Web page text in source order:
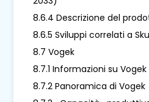
8.6.4 Descrizione del
8.6.5 Sviluppi correlati a
8.7 Vogek
8.7.1 Informazioni su
8.7.2 Panoramica di Vogek